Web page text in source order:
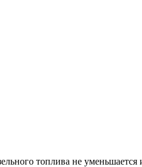
топлива не уменьшается